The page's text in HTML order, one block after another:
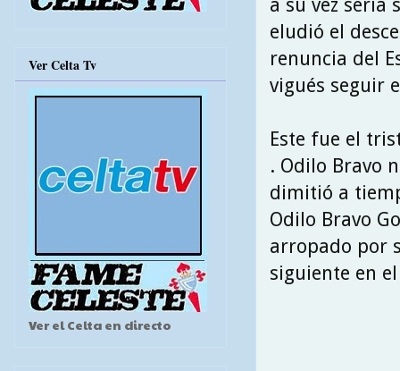
a su vez sería
eludió el
renuncia del
vigués seguir
Este fue el
. Odilo Bravo
dimitió a
Odilo Bravo
arropado por
siguiente en
Ver Celta Tv
Ver el Celta en directo